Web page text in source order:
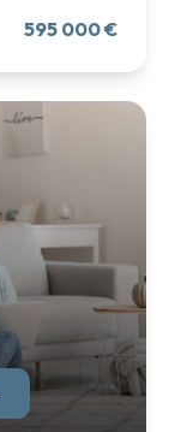
595 000 €